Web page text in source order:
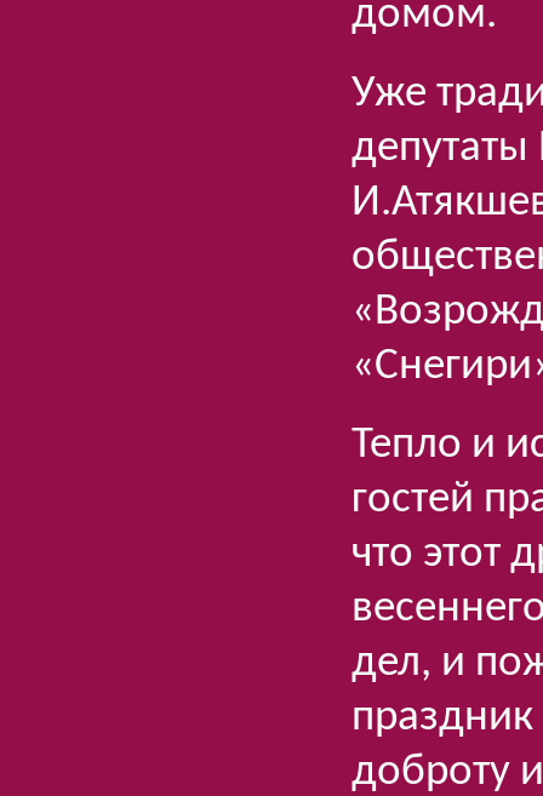
домом.
Уже
Тепло и
гостей
что этот
дел, и
доброту